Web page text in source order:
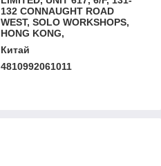
132 CONNAUGHT ROAD
WEST, SOLO WORKSHOPS,
HONG KONG,
Китай
4810992061011